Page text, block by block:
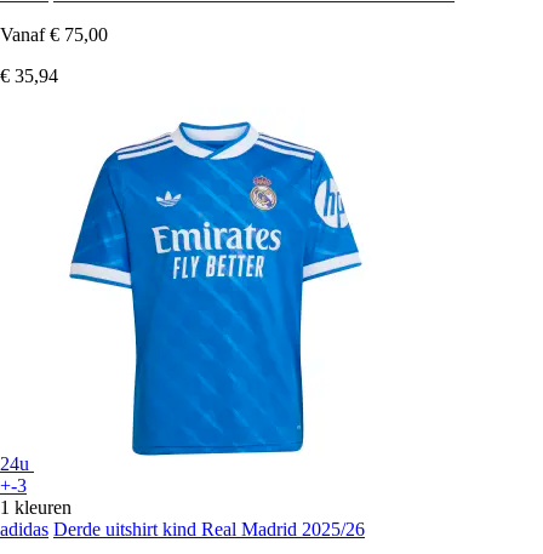
Vanaf € 75,00
€ 35,94
24u
+-3
1 kleuren
adidas Derde uitshirt kind Real Madrid 2025/26